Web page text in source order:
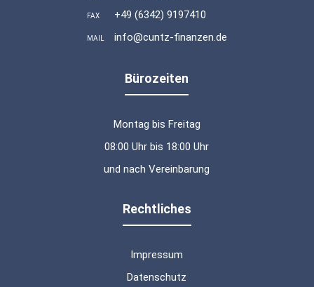
FAX +49 (6342) 9197410
MAIL info@cuntz-finanzen.de
Bürozeiten
Montag bis Freitag
08:00 Uhr bis 18:00 Uhr
und nach Vereinbarung
Rechtliches
Impressum
Datenschutz